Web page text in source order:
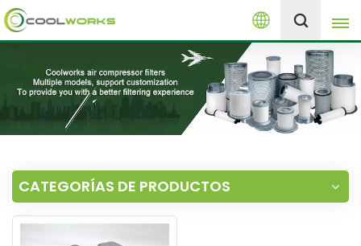
Español
English
español
العربية
русский
+8613525046291
CATEGORÍAS DE PRODUCTOS